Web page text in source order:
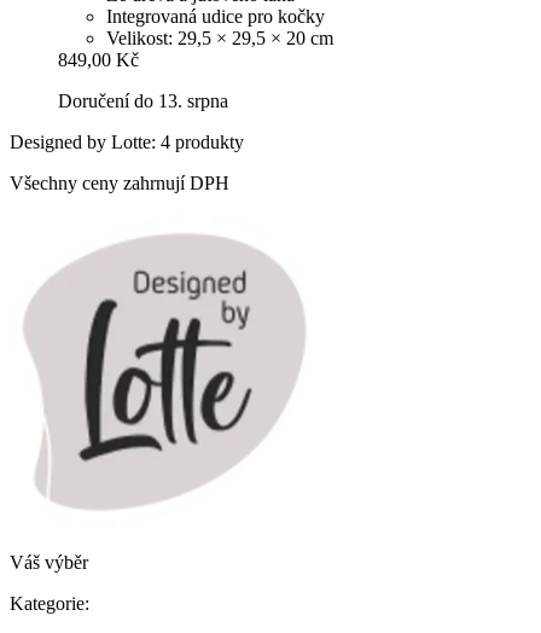
Integrovaná udice pro kočky
Velikost: 29,5 × 29,5 × 20 cm
849,00 Kč
Doručení do 13. srpna
Designed by Lotte: 4 produkty
Všechny ceny zahrnují DPH
Váš výběr
Kategorie: